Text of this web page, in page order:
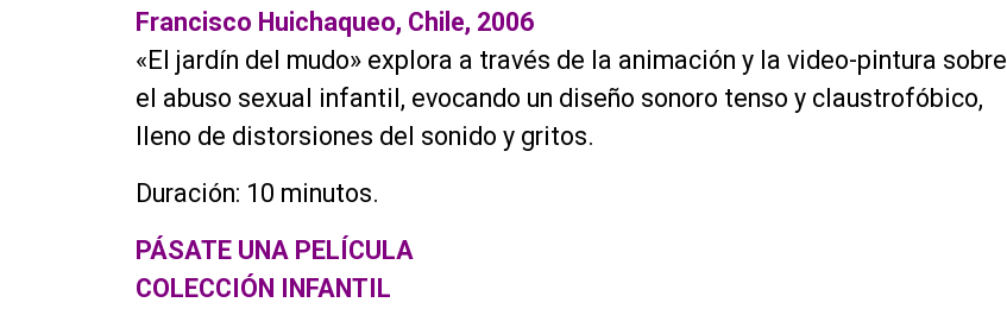
Francisco Huichaqueo, Chile, 2006
«El jardín del mudo» explora a través de la animación y la video-pintura sobre
el abuso sexual infantil, evocando un diseño sonoro tenso y claustrofóbico,
lleno de distorsiones del sonido y gritos.
Duración: 10 minutos.
PÁSATE UNA PELÍCULA
COLECCIÓN INFANTIL